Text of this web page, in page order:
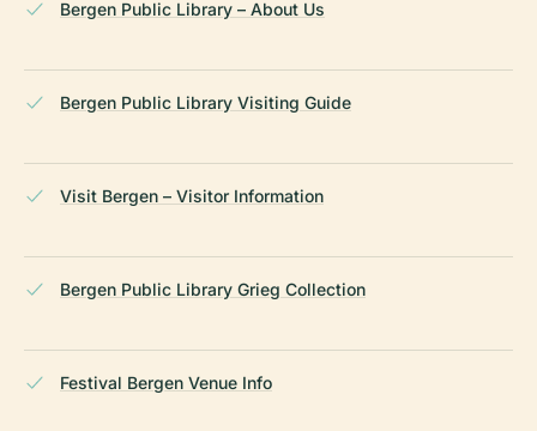
Bergen Public Library – About Us
Bergen Public Library Visiting Guide
Visit Bergen – Visitor Information
Bergen Public Library Grieg Collection
Festival Bergen Venue Info